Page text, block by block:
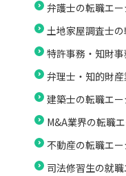
弁護士の転職エ
土地家屋調査士
特許事務・知財
弁理士・知的財
建築士の転職エ
M&A業界の転職
不動産の転職エ
司法修習生の就